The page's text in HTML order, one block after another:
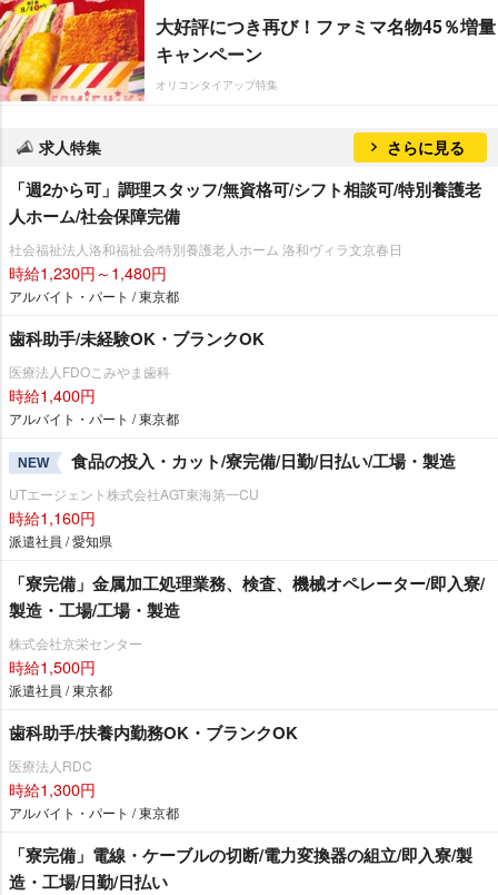
大好評につき再び！ファミマ名物45％増量
キャンペーン
オリコンタイアップ特集
求人特集 さらに見る
「週2から可」調理スタッフ/無資格可/シフト相談可/特別養護老
人ホーム/社会保障完備
社会福祉法人洛和福祉会/特別養護老人ホーム 洛和ヴィラ文京春日
時給1,230円～1,480円
アルバイト・パート / 東京都
歯科助手/未経験OK・ブランクOK
医療法人FDOこみやま歯科
時給1,400円
アルバイト・パート / 東京都
NEW 食品の投入・カット/寮完備/日勤/日払い/工場・製造
UTエージェント株式会社AGT東海第一CU
時給1,160円
派遣社員 / 愛知県
「寮完備」金属加工処理業務、検査、機械オペレーター/即入寮/
製造・工場/工場・製造
株式会社京栄センター
時給1,500円
派遣社員 / 東京都
歯科助手/扶養内勤務OK・ブランクOK
医療法人RDC
時給1,300円
アルバイト・パート / 東京都
「寮完備」電線・ケーブルの切断/電力変換器の組立/即入寮/製
造・工場/日勤/日払い